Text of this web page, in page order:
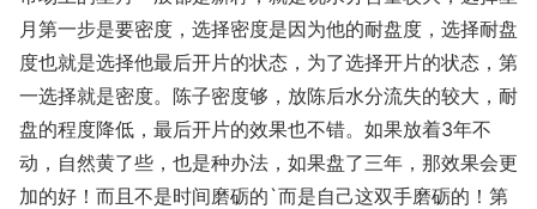
月第一步是要密度，选择密度是因为他的耐盘度，选择耐盘
度也就是选择他最后开片的状态，为了选择开片的状态，第
一选择就是密度。陈子密度够，放陈后水分流失的较大，耐
盘的程度降低，最后开片的效果也不错。如果放着3年不
动，自然黄了些，也是种办法，如果盘了三年，那效果会更
加的好！而且不是时间磨砺的`而是自己这双手磨砺的！第